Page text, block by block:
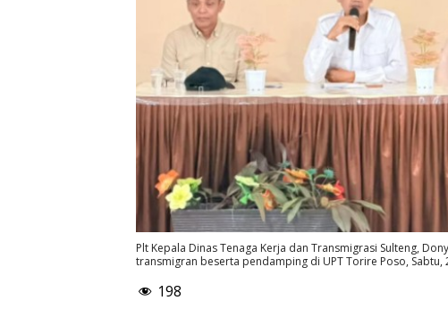
Plt Kepala Dinas Tenaga Kerja dan Transmigrasi Sulteng,
transmigran beserta pendamping di UPT Torire Poso, Sabtu,
198